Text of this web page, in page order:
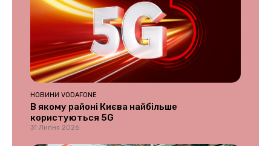
НОВИНИ VODAFONE
В якому районі Києва найбільше
користуються 5G
31 Липня 2026